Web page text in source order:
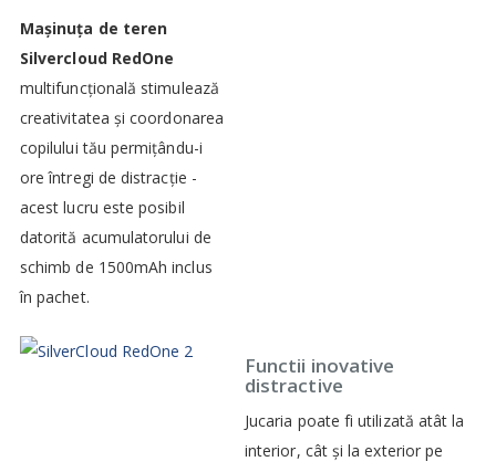
Mașinuța de teren
Silvercloud RedOne
multifuncțională stimulează
creativitatea și coordonarea
copilului tău permițându-i
ore întregi de distracție -
acest lucru este posibil
datorită acumulatorului de
schimb de 1500mAh inclus
în pachet.
Functii inovative
distractive
Jucaria poate fi utilizată atât la
interior, cât și la exterior pe